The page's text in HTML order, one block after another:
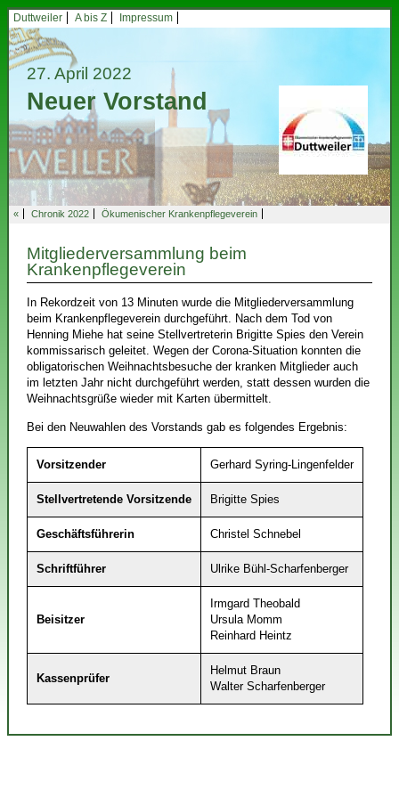
Duttweiler A bis Z Impressum
27. April 2022
Neuer Vorstand
« Chronik 2022 Ökumenischer Krankenpflegeverein
Mitgliederversammlung beim
Krankenpflegeverein
In Rekordzeit von 13 Minuten wurde die Mitgliederversammlung
beim Krankenpflegeverein durchgeführt. Nach dem Tod von
Henning Miehe hat seine Stellvertreterin Brigitte Spies den Verein
kommissarisch geleitet. Wegen der Corona-Situation konnten die
obligatorischen Weihnachtsbesuche der kranken Mitglieder auch
im letzten Jahr nicht durchgeführt werden, statt dessen wurden die
Weihnachtsgrüße wieder mit Karten übermittelt.
Bei den Neuwahlen des Vorstands gab es folgendes Ergebnis:
Vorsitzender Gerhard Syring-Lingenfelder
Stellvertretende Vorsitzende Brigitte Spies
Geschäftsführerin Christel Schnebel
Schriftführer Ulrike Bühl-Scharfenberger
Beisitzer
Irmgard Theobald
Ursula Momm
Reinhard Heintz
Kassenprüfer
Helmut Braun
Walter Scharfenberger